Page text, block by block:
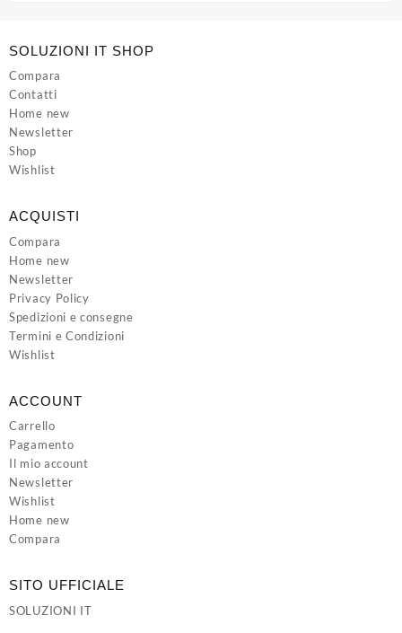
SOLUZIONI IT SHOP
Compara
Contatti
Home new
Newsletter
Shop
Wishlist
ACQUISTI
Compara
Home new
Newsletter
Privacy Policy
Spedizioni e consegne
Termini e Condizioni
Wishlist
ACCOUNT
Carrello
Pagamento
Il mio account
Newsletter
Wishlist
Home new
Compara
SITO UFFICIALE
SOLUZIONI IT